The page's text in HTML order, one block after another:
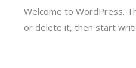
Welcome to WordPress.
or delete it, then start